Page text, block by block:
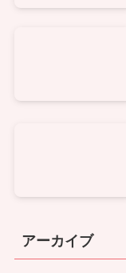
アーカイブ